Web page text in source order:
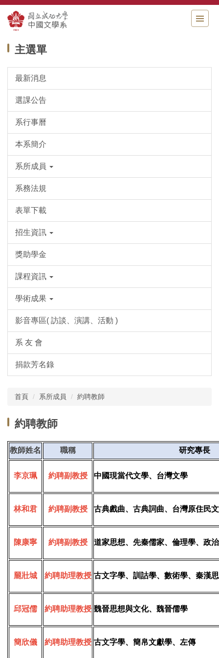
跳
到
主
區
主選單
最新消息
選課公告
系行事曆
本系簡介
系所成員
系務法規
表單下載
招生資訊
獎助學金
課程資訊
學術成果
影音專區( 訪談、演講、活動 )
系 友 會
捐款芳名錄
首頁 系所成員 約聘教師
約聘教師
教師姓名 職稱 研究專長
李京珮 約聘副教授 中國現當代文學、台灣文學
林和君 約聘副教授 古典戲曲、古典詞曲、台灣原住民
陳康寧 約聘副教授 道家思想、先秦儒家、倫理學、政
龎壯城 約聘助理教授 古文字學、訓詁學、數術學、秦漢
邱冠儒 約聘助理教授 魏晉思想與文化、魏晉儒學
簡欣儀 約聘助理教授 古文字學、簡帛文獻學、左傳